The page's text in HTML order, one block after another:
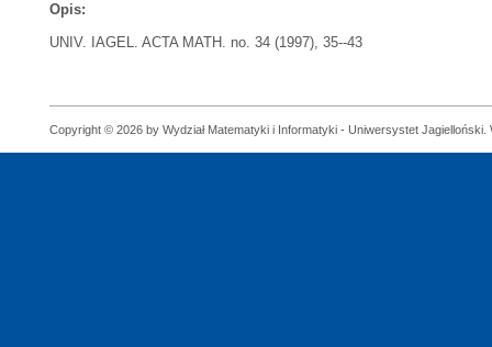
Opis:
UNIV. IAGEL. ACTA MATH. no. 34 (1997), 35--43
Copyright © 2026 by Wydział Matematyki i Informatyki - Uniwersystet